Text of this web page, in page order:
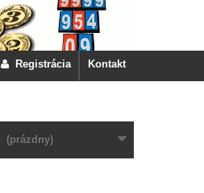
Kontakt
Registrácia
(prázdny)